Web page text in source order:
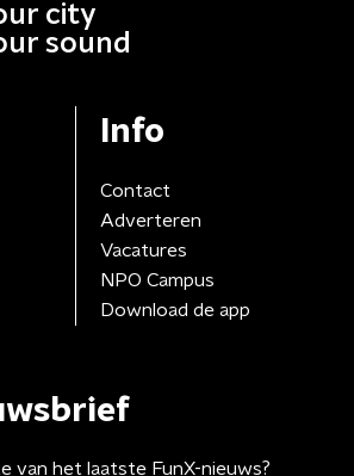
city
sound
Info
Contact
Adverteren
Vacatures
NPO Campus
Download de app
van het laatste FunX-nieuws?